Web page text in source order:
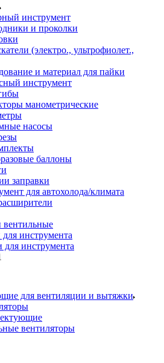
инструмент
и проколки
(электро., ультрофиолет.,
и материал для пайки
инструмент
манометрические
насосы
баллоны
заправки
для автохолода/климата
инструмента
инструмента
для вентиляции и вытяжки
вентиляторы